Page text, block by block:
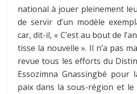
national à jouer pleinement
de servir d’un modèle
car, dit-il, « C’est au bout de
tisse la nouvelle ». Il n’a pas
revue tous les efforts du
Essozimna Gnassingbé pour
paix dans la sous-région et le